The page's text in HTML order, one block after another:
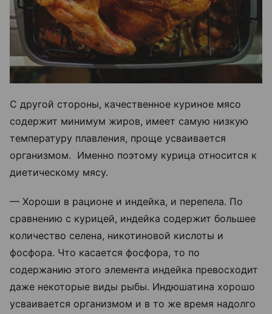
С другой стороны, качественное куриное мясо
содержит минимум жиров, имеет самую низкую
температуру плавления, проще усваивается
организмом. Именно поэтому курица относится к
диетическому мясу.
— Хороши в рационе и индейка, и перепела. По
сравнению с курицей, индейка содержит большее
количество селена, никотиновой кислоты и
фосфора. Что касается фосфора, то по
содержанию этого элемента индейка превосходит
даже некоторые виды рыбы. Индюшатина хорошо
усваивается организмом и в то же время надолго